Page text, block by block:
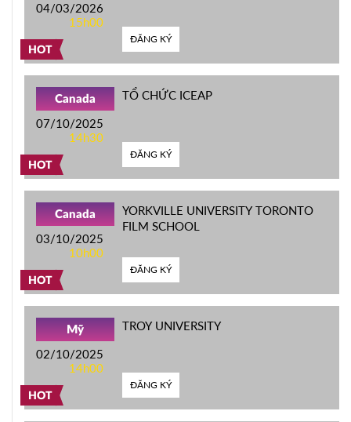
HOT
04/03/2026
15h00
ĐĂNG KÝ
HOT
Canada
07/10/2025
14h30
TỔ CHỨC ICEAP
ĐĂNG KÝ
HOT
Canada
03/10/2025
10h00
YORKVILLE UNIVERSITY TORONTO
FILM SCHOOL
ĐĂNG KÝ
HOT
Mỹ
02/10/2025
14h00
TROY UNIVERSITY
ĐĂNG KÝ